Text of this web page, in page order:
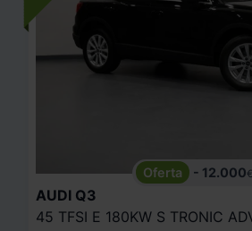
- 12.000€
AUDI Q3